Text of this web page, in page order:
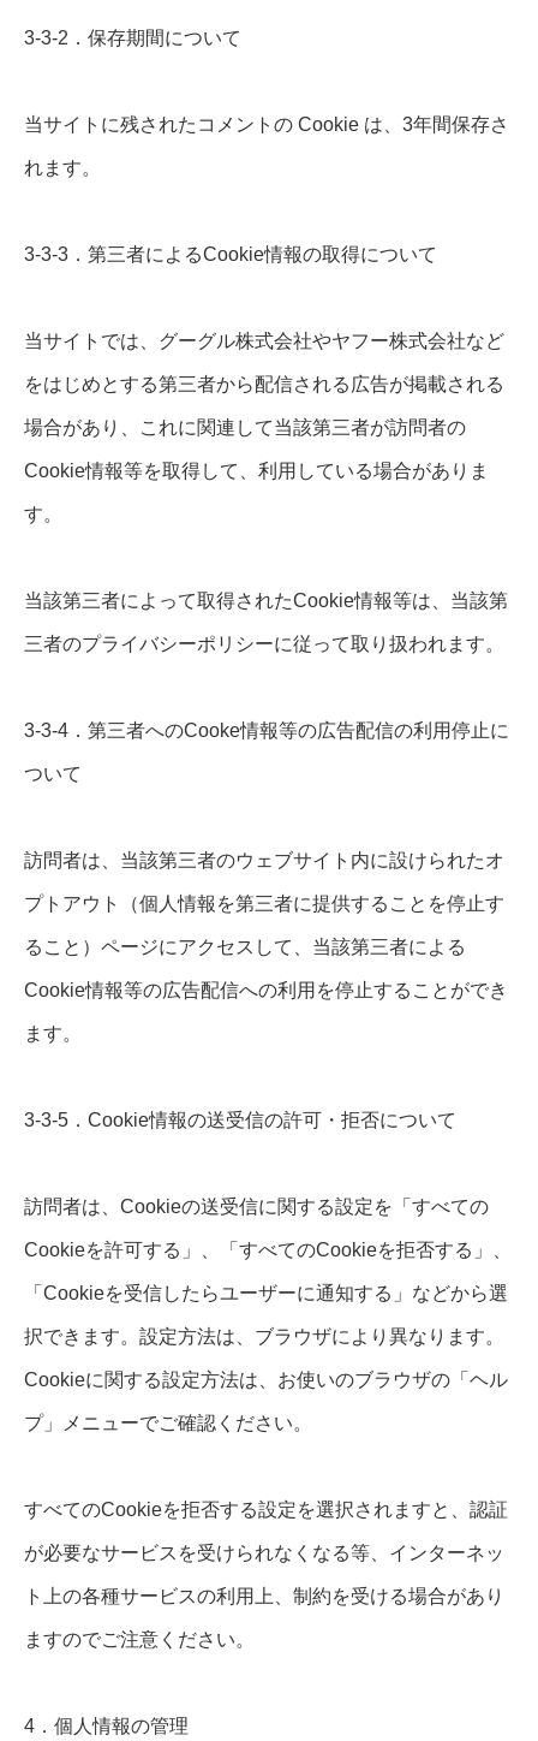
3-3-2．保存期間について
当サイトに残されたコメントの Cookie は、3年間保存さ
れます。
3-3-3．第三者によるCookie情報の取得について
当サイトでは、グーグル株式会社やヤフー株式会社など
をはじめとする第三者から配信される広告が掲載される
場合があり、これに関連して当該第三者が訪問者の
Cookie情報等を取得して、利用している場合がありま
す。
当該第三者によって取得されたCookie情報等は、当該第
三者のプライバシーポリシーに従って取り扱われます。
3-3-4．第三者へのCooke情報等の広告配信の利用停止に
ついて
訪問者は、当該第三者のウェブサイト内に設けられたオ
プトアウト（個人情報を第三者に提供することを停止す
ること）ページにアクセスして、当該第三者による
Cookie情報等の広告配信への利用を停止することができ
ます。
3-3-5．Cookie情報の送受信の許可・拒否について
訪問者は、Cookieの送受信に関する設定を「すべての
Cookieを許可する」、「すべてのCookieを拒否する」、
「Cookieを受信したらユーザーに通知する」などから選
択できます。設定方法は、ブラウザにより異なります。
Cookieに関する設定方法は、お使いのブラウザの「ヘル
プ」メニューでご確認ください。
すべてのCookieを拒否する設定を選択されますと、認証
が必要なサービスを受けられなくなる等、インターネッ
ト上の各種サービスの利用上、制約を受ける場合があり
ますのでご注意ください。
4．個人情報の管理